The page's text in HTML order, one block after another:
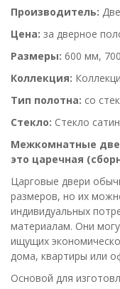
Производитель:
Цена: за дверное
Размеры: 600 мм,
Коллекция:
Тип полотна: со
Стекло: Стекло
Межкомнатные
это царечная
Царговые двери
размеров, но их
индивидуальных
материалам. Они
ищущих
дома, квартиры или
Основой для